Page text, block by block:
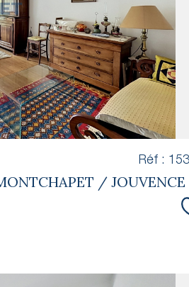
/ JOUVENCE
Réf :